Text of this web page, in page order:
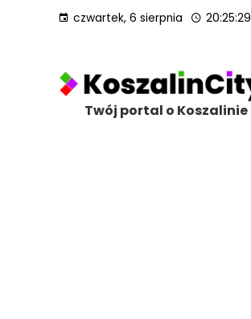
czwartek, 6 sierpnia 20:25:30
Twój portal o Koszalinie